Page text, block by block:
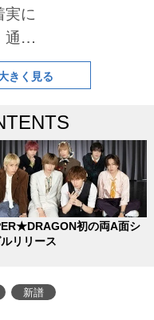
実に
算
STE
自
新曲
た
ー
の抱
きく見る
初の両A面シ
リリース
新譜